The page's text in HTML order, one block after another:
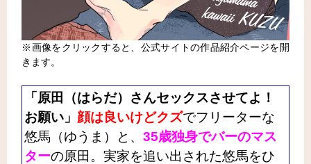
※画像をクリックすると、公式サイトの作品紹介ページを開
きます。
「原田（はらだ）さんセックスさせてよ！
お願い」 顔は良いけどクズでフリーターな
悠馬（ゆうま）と、35歳独身でバーのマス
ターの原田。実家を追い出された悠馬をひ